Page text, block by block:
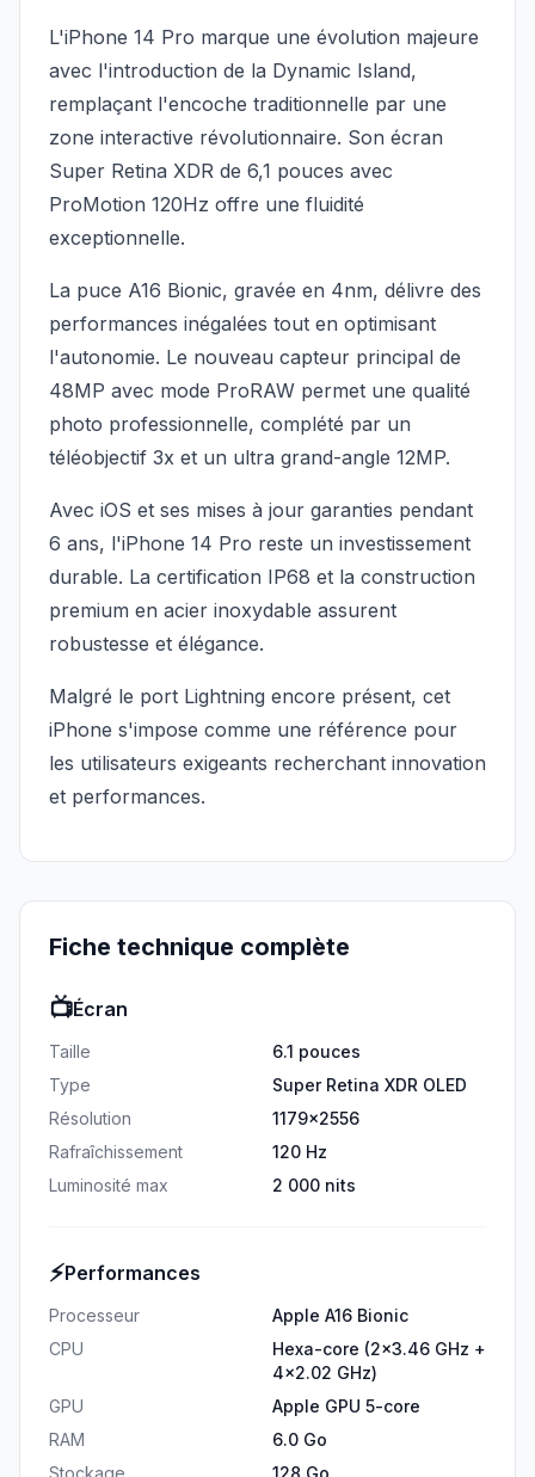
L'iPhone 14 Pro marque une évolution majeure
avec l'introduction de la Dynamic Island,
remplaçant l'encoche traditionnelle par une
zone interactive révolutionnaire. Son écran
Super Retina XDR de 6,1 pouces avec
ProMotion 120Hz offre une fluidité
exceptionnelle.
La puce A16 Bionic, gravée en 4nm, délivre des
performances inégalées tout en optimisant
l'autonomie. Le nouveau capteur principal de
48MP avec mode ProRAW permet une qualité
photo professionnelle, complété par un
téléobjectif 3x et un ultra grand-angle 12MP.
Avec iOS et ses mises à jour garanties pendant
6 ans, l'iPhone 14 Pro reste un investissement
durable. La certification IP68 et la construction
premium en acier inoxydable assurent
robustesse et élégance.
Malgré le port Lightning encore présent, cet
iPhone s'impose comme une référence pour
les utilisateurs exigeants recherchant innovation
et performances.
Fiche technique complète
📺Écran
Taille
6.1 pouces
Type
Super Retina XDR OLED
Résolution
1179x2556
Rafraîchissement
120 Hz
Luminosité max
2 000 nits
⚡Performances
Processeur
Apple A16 Bionic
CPU
Hexa-core (2x3.46 GHz +
4x2.02 GHz)
GPU
Apple GPU 5-core
RAM
6.0 Go
Stockage
128 Go